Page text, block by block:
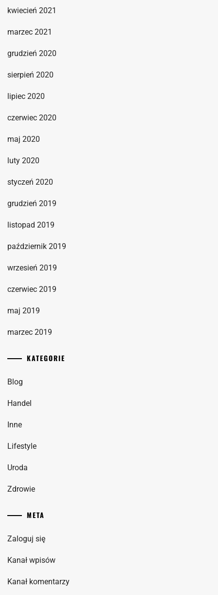
kwiecień 2021
marzec 2021
grudzień 2020
sierpień 2020
lipiec 2020
czerwiec 2020
maj 2020
luty 2020
styczeń 2020
grudzień 2019
listopad 2019
październik 2019
wrzesień 2019
czerwiec 2019
maj 2019
marzec 2019
KATEGORIE
Blog
Handel
Inne
Lifestyle
Uroda
Zdrowie
META
Zaloguj się
Kanał wpisów
Kanał komentarzy